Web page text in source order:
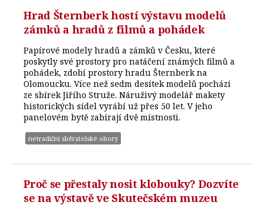
Hrad Šternberk hostí výstavu modelů
zámků a hradů z filmů a pohádek
Papírové modely hradů a zámků v Česku, které
poskytly své prostory pro natáčení známých filmů a
pohádek, zdobí prostory hradu Šternberk na
Olomoucku. Více než sedm desítek modelů pochází
ze sbírek Jiřího Struže. Náruživý modelář makety
historických sídel vyrábí už přes 50 let. V jeho
panelovém bytě zabírají dvě místnosti.
netradiční sběratelské obory
Proč se přestaly nosit klobouky? Dozvíte
se na výstavě ve Skutečském muzeu